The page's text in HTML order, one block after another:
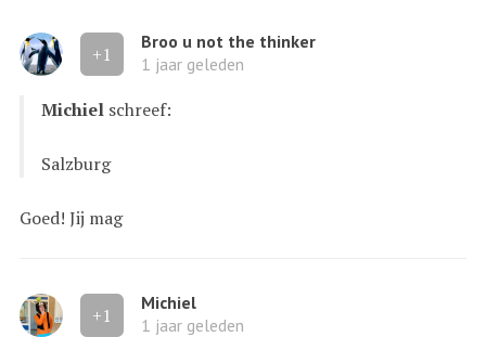
+1
Broo u not the thinker
1 jaar geleden
Michiel schreef:
Salzburg
Goed! Jij mag
+1
Michiel
1 jaar geleden